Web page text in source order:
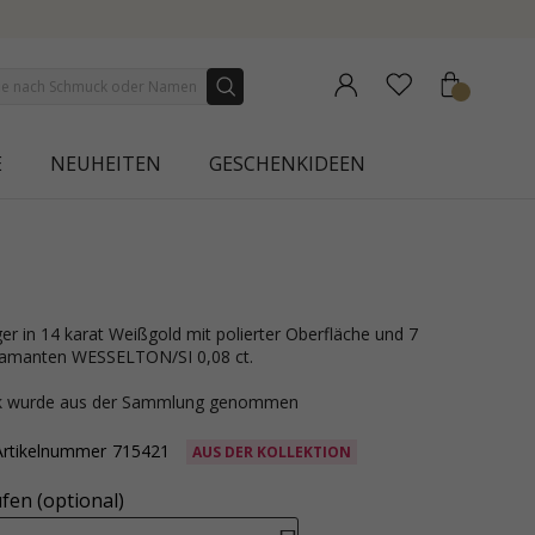
NEUHEITEN GESCHENKIDEEN
WESSELTON/SI 0,08 ct.
wurde aus der Sammlung genommen
715421 AUS DER KOLLEKTION
(optional)